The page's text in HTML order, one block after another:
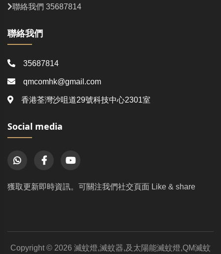
聯絡我們 35687814
聯絡我們
35687814
qmcomhk@gmail.com
香港荃灣沙咀道29號科技中心2301室
Social media
獲取更新即時資訊。可關注我們社交頁面 Like & share
Copyright © 2026 滅蚊燈,滅蚊器,及太陽能滅蚊燈,QM滅蚊